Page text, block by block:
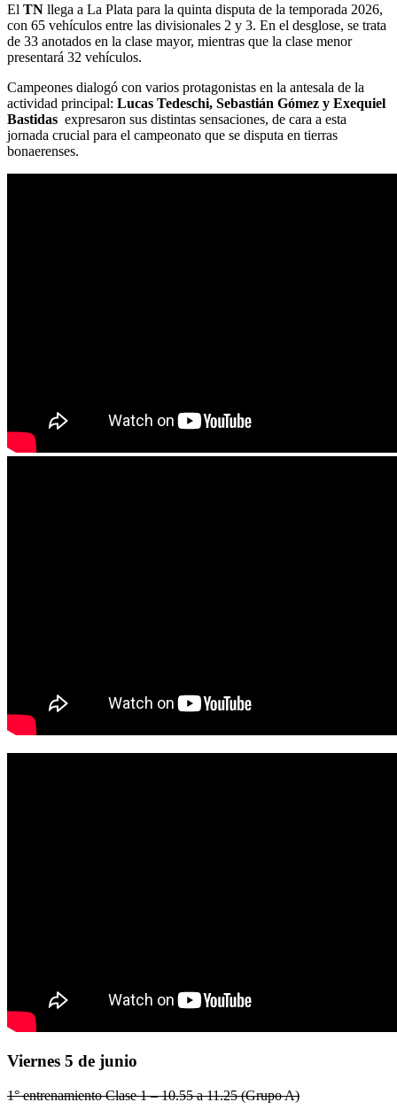
El TN llega a La Plata para la quinta disputa de la temporada 2026,
con 65 vehículos entre las divisionales 2 y 3. En el desglose, se trata
de 33 anotados en la clase mayor, mientras que la clase menor
presentará 32 vehículos.
Campeones dialogó con varios protagonistas en la antesala de la
actividad principal: Lucas Tedeschi, Sebastián Gómez y Exequiel
Bastidas expresaron sus distintas sensaciones, de cara a esta
jornada crucial para el campeonato que se disputa en tierras
bonaerenses.
Viernes 5 de junio
1° entrenamiento Clase 1 – 10.55 a 11.25 (Grupo A)